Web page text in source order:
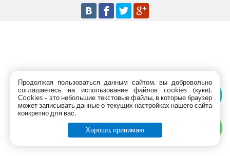
Продолжая пользоваться данным сайтом, вы добровольно
соглашаетесь на использование файлов cookies (куки).
Сookies – это небольшие текстовые файлы, в которые браузер
может записывать данные о текущих настройках нашего сайта
конкретно для вас.
Хорошо, принимаю